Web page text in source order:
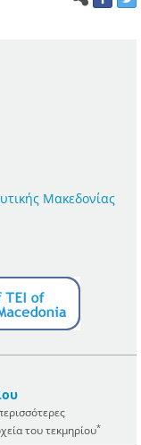
Μακεδονίας
του τεκμηρίου*